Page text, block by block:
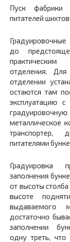
Пуск фабрики
питателей
до
практическим
отделения.
отделении
остаются там
эксплуатацию с
металлическое
транспортер,
питателями
Градуировка
заполнения
от высоты
высоте
выдаваемого
достаточно
заполнении
одну треть,